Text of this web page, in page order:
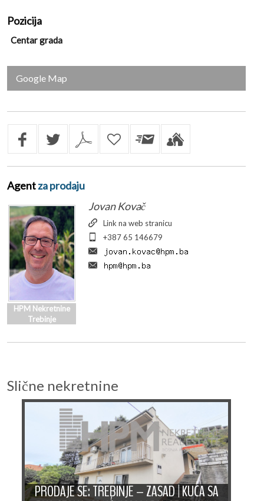
Pozicija
Centar grada
Google Map
Agentza prodaju
HPM Nekretnine
Trebinje
Jovan Kovač
Link na web stranicu
+387 65 146679
Slične nekretnine
PRODAJE SE: TREBINJE – ZASAD | KUĆA SA